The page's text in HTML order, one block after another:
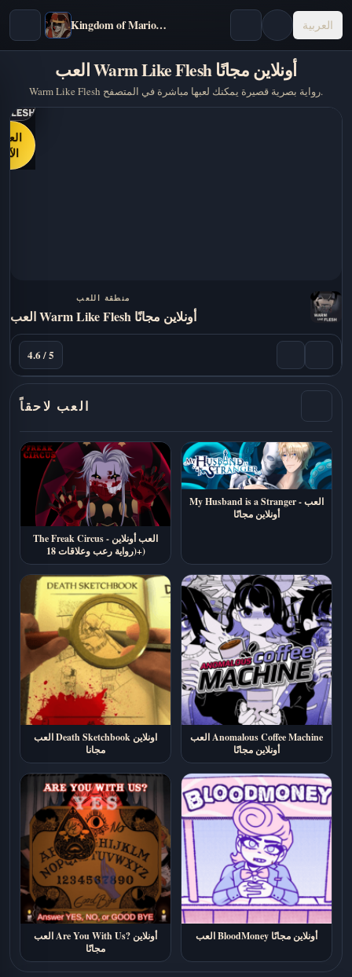
Kingdom of Marionettes العربية
العب Warm Like Flesh أونلاين مجانًا
Warm Like Flesh رواية بصرية قصيرة يمكنك لعبها مباشرة في المتصفح.
الآن
منطقة اللعب
العب Warm Like Flesh أونلاين مجانًا
4.6 / 5
العب لاحقاً
The Freak Circus - العب أونلاين
(رواية رعب وعلاقات 18+)
My Husband is a Stranger - العب
أونلاين مجانًا
العب Death Sketchbook اونلاين
مجانا
العب Anomalous Coffee Machine
أونلاين مجانًا
العب Are You With Us? أونلاين
مجانًا
العب BloodMoney أونلاين مجانًا